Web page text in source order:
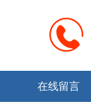
在线留言